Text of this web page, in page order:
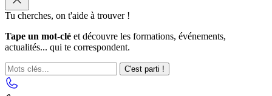
Tu cherches, on t'aide à trouver !
Tape un mot-clé et découvre les formations, événements,
actualités... qui te correspondent.
C'est parti !